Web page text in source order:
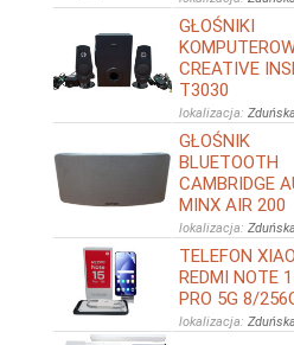
GŁOŚNIKI
CREATIVE
T3030
lokalizacja:
GŁOŚNIK
BLUETOOTH
CAMBRIDGE
MINX AIR 200
lokalizacja:
TELEFON
REDMI NOTE
PRO 5G 8/
lokalizacja: